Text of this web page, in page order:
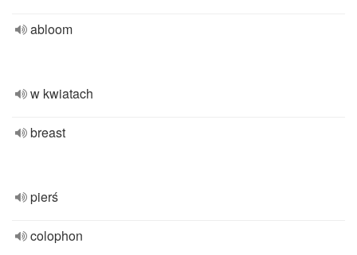
abloom
w kwiatach
breast
pierś
colophon